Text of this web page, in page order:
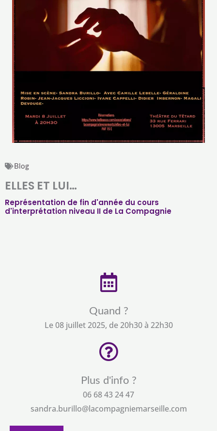
Blog
ELLES ET LUI…
Représentation de fin d'année du cours
d'interprétation niveau II de La Compagnie
Quand ?
Le 08 juillet 2025, de 20h30 à 22h30
Plus d'info ?
06 68 43 24 47
sandra.burillo@lacompagniemarseille.com